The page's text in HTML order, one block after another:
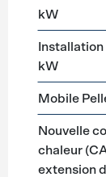
kW
kW
Mobile
Nouvelle
chaleur
extension